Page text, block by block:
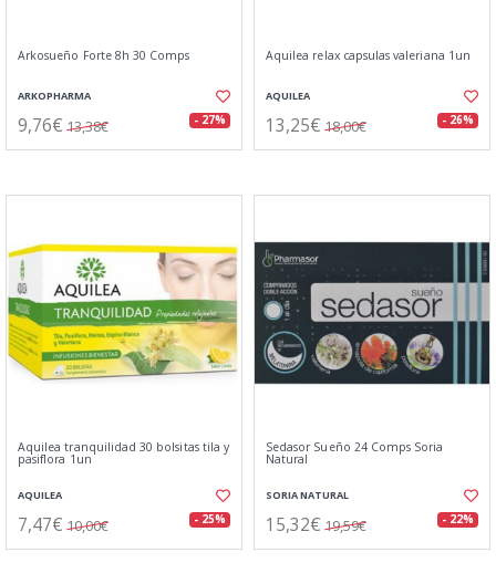
Arkosueño Forte 8h 30 Comps
ARKOPHARMA
9,76€ 13,38€ - 27%
Aquilea relax capsulas valeriana 1un
AQUILEA
13,25€ 18,00€ - 26%
Aquilea tranquilidad 30 bolsitas tila y
pasiflora 1un
AQUILEA
7,47€ 10,00€ - 25%
Sedasor Sueño 24 Comps Soria
Natural
SORIA NATURAL
15,32€ 19,59€ - 22%